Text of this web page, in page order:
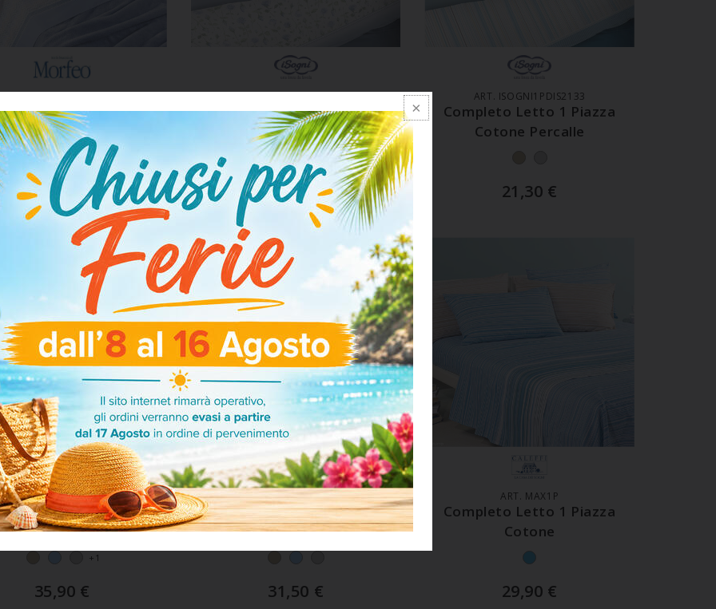
AL CARRELLO
Letto 1 Piazza
18,60€
AGGIUNGI AL CARRELLO
Completo Letto 2 Piazze
Cotone Percalle
35,90 €
AGGIUNGI AL CARRELLO
ART. ISOGNI1PDIS2133
Completo Letto 1 Piazza
Cotone Percalle
21,30 €
AL CARRELLO
ART. ISOGNI2PDIS2133
Letto 2 Piazze
Cotone Percalle
+1
35,90 €
AGGIUNGI AL CARRELLO
ART. ISOGNIFRANCDIS2133
Completo Letto 1 Piazza E
Mezza Francese Percalle
31,50 €
AGGIUNGI AL CARRELLO
ART. MAX1P
Completo Letto 1 Piazza
Cotone
29,90 €